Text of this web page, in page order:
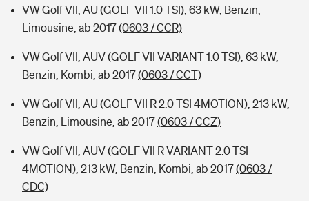
VW Golf VII, AU (GOLF VII 1.0 TSI), 63 kW, Benzin,
Limousine, ab 2017(0603 / CCR)
VW Golf VII, AUV (GOLF VII VARIANT 1.0 TSI), 63 kW,
Benzin, Kombi, ab 2017(0603 / CCT)
VW Golf VII, AU (GOLF VII R 2.0 TSI 4MOTION), 213 kW,
Benzin, Limousine, ab 2017(0603 / CCZ)
VW Golf VII, AUV (GOLF VII R VARIANT 2.0 TSI
4MOTION), 213 kW, Benzin, Kombi, ab 2017(0603 /
CDC)